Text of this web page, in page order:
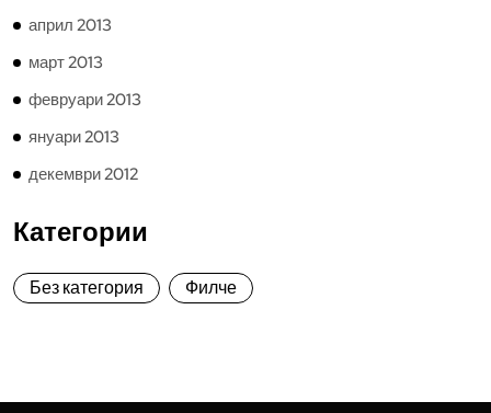
април 2013
март 2013
февруари 2013
януари 2013
декември 2012
Категории
Без категория Филче